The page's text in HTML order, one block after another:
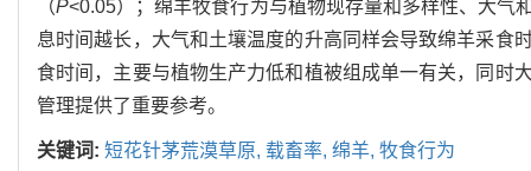
（P<0.05）；绵羊牧食行为与植物现存量和多样性、大气
息时间越长，大气和土壤温度的升高同样会导致绵羊采食
食时间，主要与植物生产力低和植被组成单一有关，同时
管理提供了重要参考。
关键词: 短花针茅荒漠草原, 载畜率, 绵羊, 牧食行为